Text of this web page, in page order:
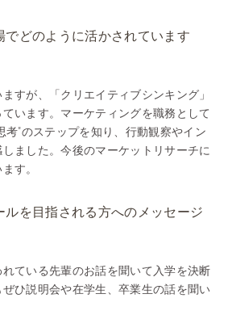
でどのように活かされています
すが、「クリエイティブシンキング」
います。マーケティングを職務として
考"のステップを知り、行動観察やイン
ました。今後のマーケットリサーチに
す。
ルを目指される方へのメッセージ
ている先輩のお話を聞いて入学を決断
ひ説明会や在学生、卒業生の話を聞い